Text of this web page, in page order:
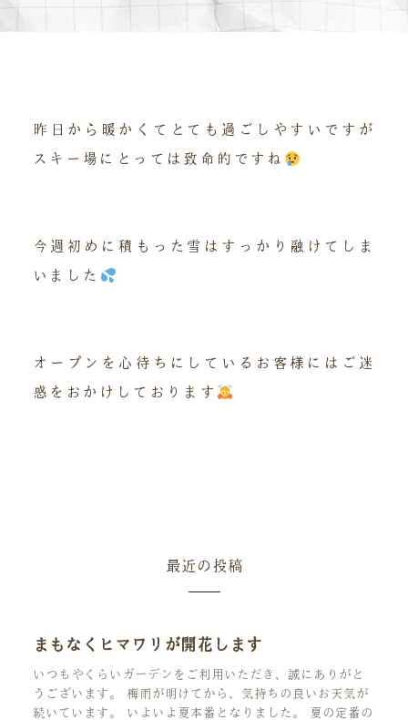
昨日から暖かくてとても過ごしやすいですが
スキー場にとっては致命的ですね
今週初めに積もった雪はすっかり融けてしま
いました
オープンを心待ちにしているお客様にはご迷
惑をおかけしております
最近の投稿
まもなくヒマワリが開花します
いつもやくらいガーデンをご利用いただき、誠にありがと
うございます。 梅雨が明けてから、気持ちの良いお天気が
続いています。 いよいよ夏本番となりました。 夏の定番の